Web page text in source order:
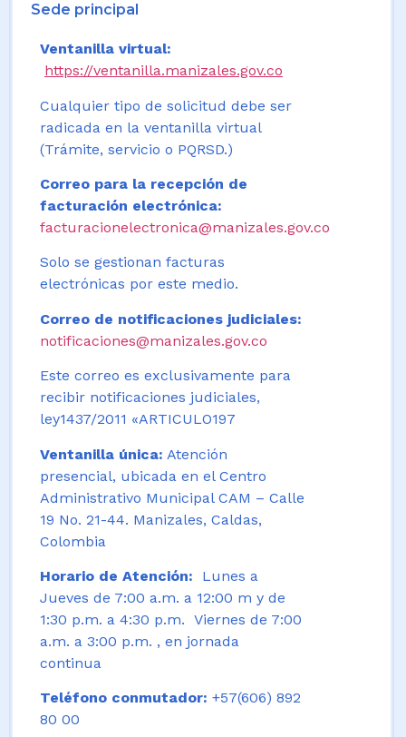
Sede principal
Ventanilla virtual:
https://ventanilla.manizales.gov.co
Cualquier tipo de solicitud debe ser
radicada en la ventanilla virtual
(Trámite, servicio o PQRSD.)
Correo para la recepción de
facturación electrónica:
facturacionelectronica@manizales.gov.co
Solo se gestionan facturas
electrónicas por este medio.
Correo de notificaciones judiciales:
notificaciones@manizales.gov.co
Este correo es exclusivamente para
recibir notificaciones judiciales,
ley1437/2011 «ARTICULO197
Ventanilla única: Atención
presencial, ubicada en el Centro
Administrativo Municipal CAM – Calle
19 No. 21-44. Manizales, Caldas,
Colombia
Horario de Atención:
Lunes a
Jueves de 7:00 a.m. a 12:00 m y de
1:30 p.m. a 4:30 p.m. Viernes de 7:00
a.m. a 3:00 p.m. , en jornada
continua
Teléfono conmutador: +57(606) 892
80 00